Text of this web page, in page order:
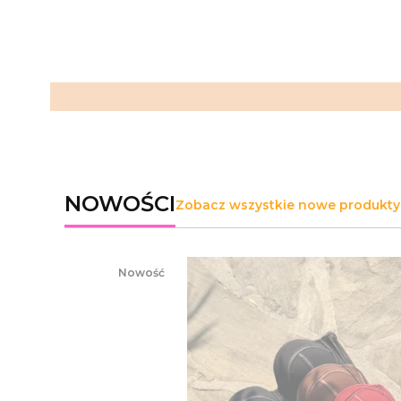
NOWOŚCIZobacz wszystkie nowe
Nowość